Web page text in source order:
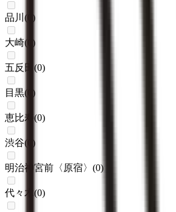
品川 ( )
大崎( )
五反田 (0)
目黒( )
恵比寿 (0)
渋谷( )
明治神宮前〈原宿〉 (0)
代々木 (0)